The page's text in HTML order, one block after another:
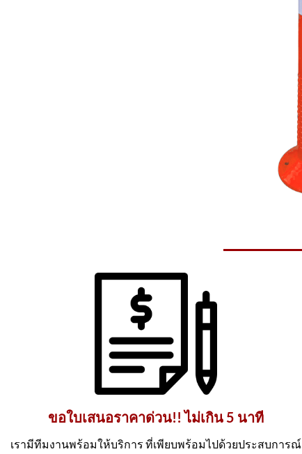
ขอใบเสนอราคาด่วน!! ไม่เกิน 5 นาที
เรามีทีมงานพร้อมให้บริการ ที่เพียบพร้อมไปด้วยประสบการณ์